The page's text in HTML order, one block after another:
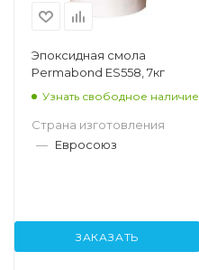
Эпоксидная смола
Permabond ES558, 7кг
Узнать свободное наличие
Страна изготовления
— Евросоюз
ЗАКАЗАТЬ